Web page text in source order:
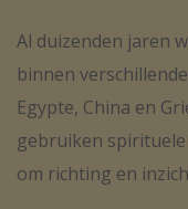
Al duizenden jaren
binnen
Egypte, China en
gebruiken
om richting en